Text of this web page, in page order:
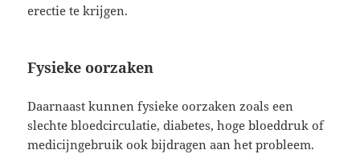
erectie te krijgen.
Fysieke oorzaken
Daarnaast kunnen fysieke oorzaken zoals een
slechte bloedcirculatie, diabetes, hoge bloeddruk of
medicijngebruik ook bijdragen aan het probleem.